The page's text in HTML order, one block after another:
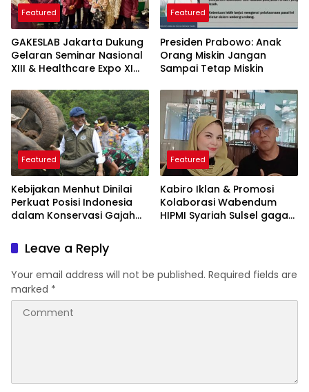
Featured
GAKESLAB Jakarta Dukung
Gelaran Seminar Nasional
XIII & Healthcare Expo XI
Featured
Presiden Prabowo: Anak
Orang Miskin Jangan
Sampai Tetap Miskin
Featured
Kebijakan Menhut Dinilai
Perkuat Posisi Indonesia
dalam Konservasi Gajah
Featured
Kabiro Iklan & Promosi
Kolaborasi Wabendum
HIPMI Syariah Sulsel gagas
Leave a Reply
Your email address will not be published. Required fields are
marked *